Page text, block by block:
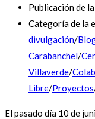
Publicación de
Categoría de la
divulgación/
Carabanchel/
Villaverde/
Libre/Proyectos
El pasado día 10 de